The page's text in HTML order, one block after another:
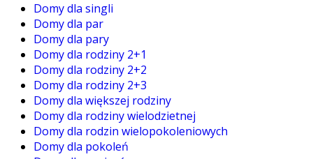
Domy dla singli
Domy dla par
Domy dla pary
Domy dla rodziny 2+1
Domy dla rodziny 2+2
Domy dla rodziny 2+3
Domy dla większej rodziny
Domy dla rodziny wielodzietnej
Domy dla rodzin wielopokoleniowych
Domy dla pokoleń